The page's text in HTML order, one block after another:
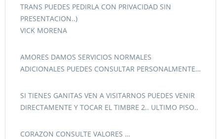
TRANS PUEDES PEDIRLA CON PRIVACIDAD SIN
PRESENTACION..)
VICK MORENA
AMORES DAMOS SERVICIOS NORMALES
ADICIONALES PUEDES CONSULTAR PERSONALMENTE…
SI TIENES GANITAS VEN A VISITARNOS PUEDES VENIR
DIRECTAMENTE Y TOCAR EL TIMBRE 2.. ULTIMO PISO..
CORAZON CONSULTE VALORES …